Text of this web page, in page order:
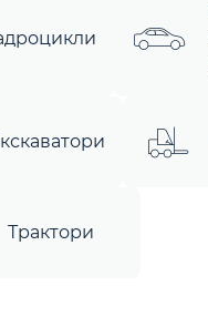
Трактори